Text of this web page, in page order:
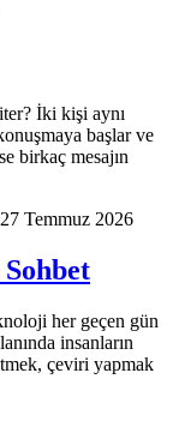
İki kişi aynı
başlar ve
birkaç mesajın
27 Temmuz 2026
her geçen gün
insanların
çeviri yapmak